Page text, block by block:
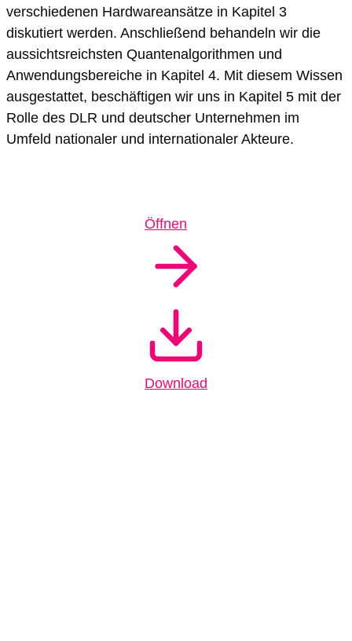
verschiedenen Hardwareansätze in Kapitel 3
diskutiert werden. Anschließend behandeln wir die
aussichtsreichsten Quantenalgorithmen und
Anwendungsbereiche in Kapitel 4. Mit diesem Wissen
ausgestattet, beschäftigen wir uns in Kapitel 5 mit der
Rolle des DLR und deutscher Unternehmen im
Umfeld nationaler und internationaler Akteure.
Öffnen
Download